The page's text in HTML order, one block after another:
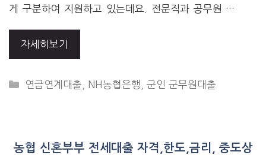
게 구분하여 지원하고 있는데요. 전문직과 공무원 …
자세히보기
CATEGORIES
연금연계대출 NH농협은행 ,군인 군무원대출
농협 신혼부부 전세대출 자격,한도,금리, 중도상